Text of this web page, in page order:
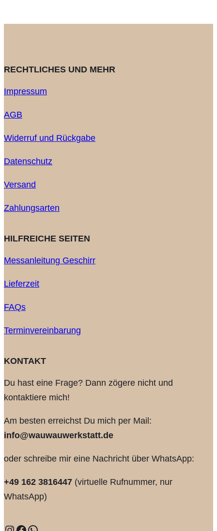
RECHTLICHES UND MEHR
Impressum
AGB
Widerruf und Rückgabe
Datenschutz
Versand
Zahlungsarten
HILFREICHE SEITEN
Messanleitung Geschirr
Lieferzeit
FAQs
Terminvereinbarung
KONTAKT
Du hast eine Frage? Dann zögere nicht und
kontaktiere mich!
Am besten erreichst Du mich per Mail:
info@wauwauwerkstatt.de
oder schreibe mir eine Nachricht über WhatsApp:
+49 162 3816447 (virtuelle Rufnummer, nur
WhatsApp)